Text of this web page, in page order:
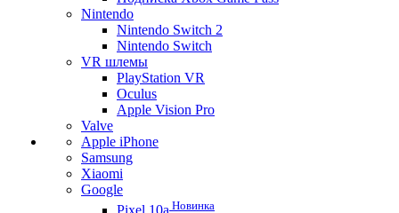
Nintendo
Nintendo Switch 2
Nintendo Switch
VR шлемы
PlayStation VR
Oculus
Apple Vision Pro
Valve
Apple iPhone
Samsung
Xiaomi
Google
Pixel 10a Новинка